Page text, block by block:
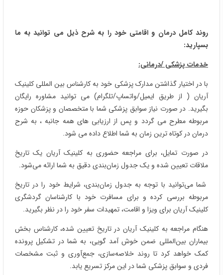
روند کامل درمان و اقامتی خود را به شرح ذیل می توانید به ما
بسپارید:
خدمات پزشکی /درمانی:
با در اختیار گذاشتن مدارک پزشکی خود به کارشناس بین المللی کلینیک
آریان ( از طریق ایمیل/واتساپ/تلگرام) می توانید مشاوره رایگان
بگیرید. در صورت نیاز سوابق پزشکی شما با متخصصان و پزشکان حوزه
مربوطه مطرح می گردد و پس از ارزیابی های همه جانبه ، به شرح
درمان در کوتاه ترین زمان به شما اطلاع داده می شود.
در صورت تمایل، برای مراجعه حضوری به کلینیک آریان یک تاریخ
ملاقات تعیین شده و یک جدول زمان‌بندی دقیق به شما ارائه می‌شود.
شما می‌توانید با توجه به جدول زمان‌بندی، شرایط خود را در تاریخ
مربوطه بررسی کرده و برای مسافرت خود با کارشناسان گردشگری
کلینیک آریان برای ویزا و اقامت، تمهیدات سفر خود را در نظر بگیرید.
هنگام مراجعه به کلینیک آریان در تاریخ تعیین شده، کارشناس بخش
بیماران بین‌المللی ضمن خوش آمد گویی، به شما در تشکیل پرونده
کمک خواهد کرد تا روند خلاصه‌سازی، جمع‌آوری و ثبت مشخصات
فردی و سوابق پزشکی شما در این مرکز تسریع یابد.